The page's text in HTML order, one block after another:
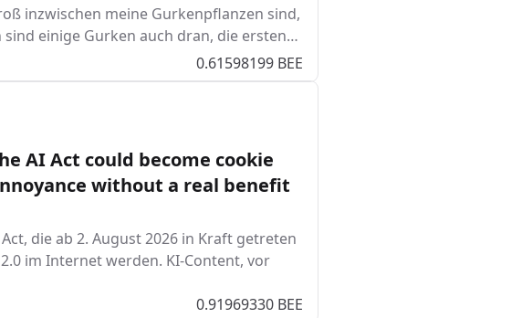
inzwischen meine Gurkenpflanzen sind,
einige Gurken auch dran, die ersten…
0.61598199 BEE
AI Act could become cookie
without a real benefit
die ab 2. August 2026 in Kraft getreten
im Internet werden. KI-Content, vor
0.91969330 BEE